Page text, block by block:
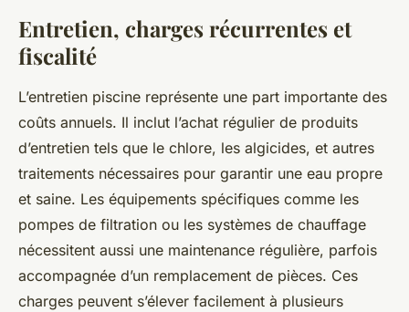
Entretien, charges récurrentes et
fiscalité
L’entretien piscine représente une part importante des
coûts annuels. Il inclut l’achat régulier de produits
d’entretien tels que le chlore, les algicides, et autres
traitements nécessaires pour garantir une eau propre
et saine. Les équipements spécifiques comme les
pompes de filtration ou les systèmes de chauffage
nécessitent aussi une maintenance régulière, parfois
accompagnée d’un remplacement de pièces. Ces
charges peuvent s’élever facilement à plusieurs